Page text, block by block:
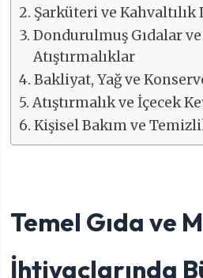
Şarküteri ve Kahvaltılık
Dondurulmuş Gıdalar
Atıştırmalıklar
Bakliyat, Yağ ve
Atıştırmalık ve İçecek
Kişisel Bakım ve
Temel Gıda ve
İhtiyaçlarında